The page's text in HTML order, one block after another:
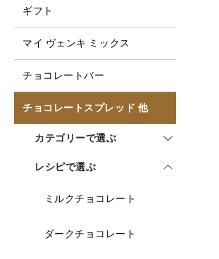
ギフト
マイ ヴェンキ ミックス
チョコレートバー
チョコレートスプレッド 他
カテゴリーで選ぶ
レシピで選ぶ
ミルクチョコレート
ダークチョコレート